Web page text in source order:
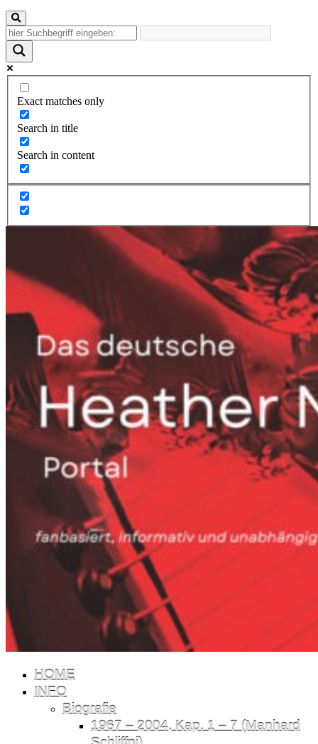
Exact matches only
Search in title
Search in content
HOME
INFO
Biografie
1967 – 2004, Kap. 1 – 7 (Manhard